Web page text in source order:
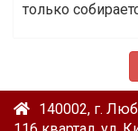
только
140002, г.